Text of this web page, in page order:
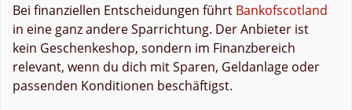
Bei finanziellen Entscheidungen führt Bankofscotland
in eine ganz andere Sparrichtung. Der Anbieter ist
kein Geschenkeshop, sondern im Finanzbereich
relevant, wenn du dich mit Sparen, Geldanlage oder
passenden Konditionen beschäftigst.